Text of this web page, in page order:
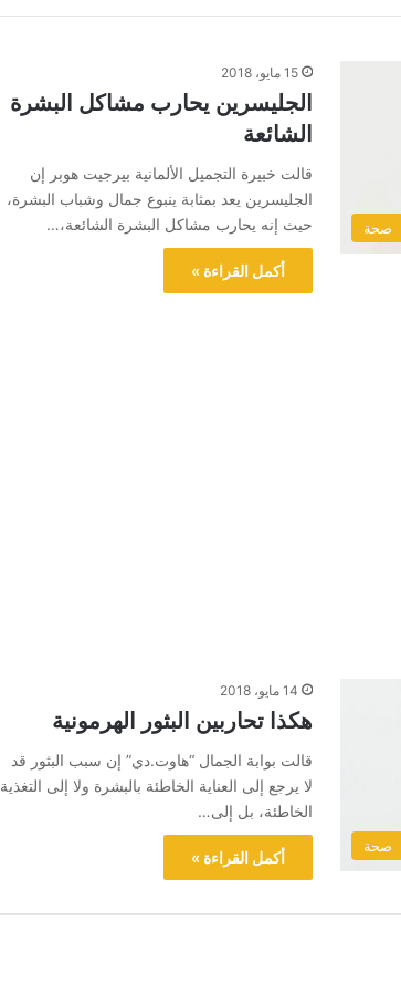
صحة
15 مايو، 2018
الجليسرين يحارب مشاكل البشرة
الشائعة
قالت خبيرة التجميل الألمانية بيرجيت هوبر إن
الجليسرين يعد بمثابة ينبوع جمال وشباب البشرة،
حيث إنه يحارب مشاكل البشرة الشائعة،…
أكمل القراءة »
صحة
14 مايو، 2018
هكذا تحاربين البثور الهرمونية
قالت بوابة الجمال “هاوت.دي” إن سبب البثور قد
لا يرجع إلى العناية الخاطئة بالبشرة ولا إلى التغذية
الخاطئة، بل إلى…
أكمل القراءة »